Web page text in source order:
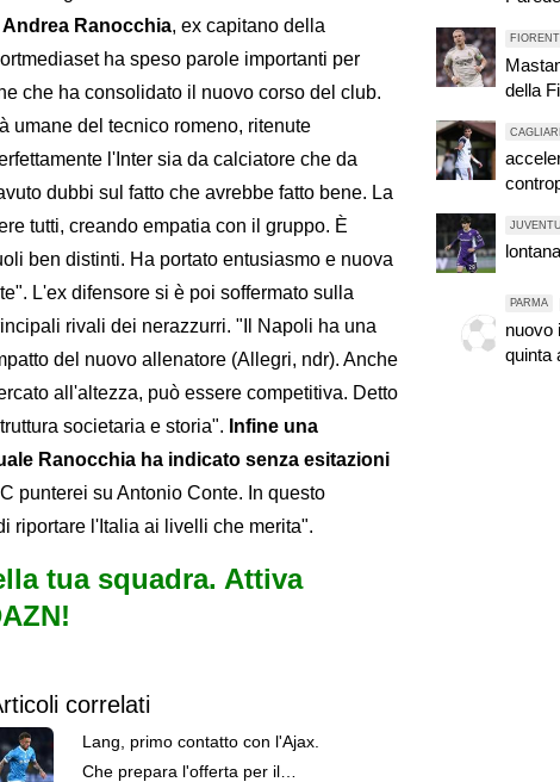
Andrea Ranocchia, ex capitano della
ha speso parole importanti per
che ha consolidato il nuovo corso del club.
umane del tecnico romeno, ritenute
l'Inter sia da calciatore che da
dubbi sul fatto che avrebbe fatto bene. La
tutti, creando empatia con il gruppo. È
ben distinti. Ha portato entusiasmo e nuova
L'ex difensore si è poi soffermato sulla
rivali dei nerazzurri. "Il Napoli ha una
del nuovo allenatore (Allegri, ndr). Anche
all'altezza, può essere competitiva. Detto
societaria e storia". Infine una
Ranocchia ha indicato senza esitazioni
punterei su Antonio Conte. In questo
riportare l'Italia ai livelli che merita".
tua squadra. Attiva
correlati
Lang, primo contatto con l'Ajax.
Che prepara l'offerta per il
della
CAGLIARI
PARMA
nuovo
quinta